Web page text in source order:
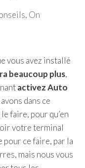
, On
vous avez installé
beaucoup plus,
activez Auto
dans ce
faire, pour qu’en
votre terminal
pour ce faire, par la
mais nous vous